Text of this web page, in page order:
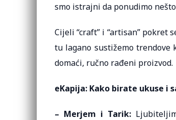
smo istrajni da ponudimo
Cijeli “craft” i “artisan” pokret
tu lagano sustižemo
domaći, ručno rađeni proizvod.
eKapija: Kako birate ukuse i
– Merjem i Tarik: